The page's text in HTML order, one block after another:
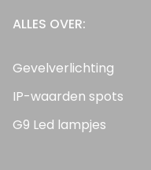
ALLES OVER:
Gevelverlichting
IP-waarden spots
G9 Led lampjes